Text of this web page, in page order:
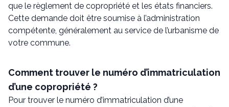
que le règlement de copropriété et les états financiers.
Cette demande doit être soumise à l’administration
compétente, généralement au service de l’urbanisme de
votre commune.
Comment trouver le numéro d’immatriculation
d’une copropriété ?
Pour trouver le numéro d’immatriculation d’une